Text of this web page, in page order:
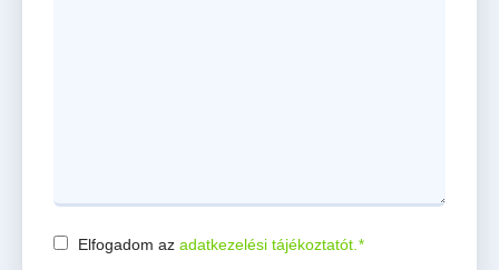
Consent*
Elfogadom az adatkezelési tájékoztatót. *